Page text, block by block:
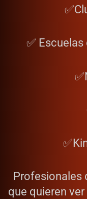
✅
Profesionales
que quieren